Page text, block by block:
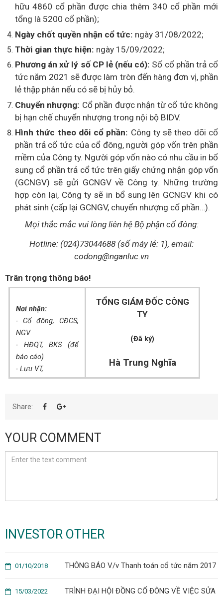
hữu 4860 cổ phần được chia thêm 340 cổ phần mới
tổng là 5200 cổ phần);
Ngày chốt quyền nhận cổ tức: ngày 31/08/2022;
Thời gian thực hiện: ngày 15/09/2022;
Phương án xử lý số CP lẻ (nếu có): Số cổ phần trả cổ
tức năm 2021 sẽ được làm tròn đến hàng đơn vị, phần
lẻ thập phân nếu có sẽ bị hủy bỏ.
Chuyển nhượng: Cổ phần được nhận từ cổ tức không
bị hạn chế chuyển nhượng trong nội bộ BIDV.
Hình thức theo dõi cổ phần: Công ty sẽ theo dõi cổ
phần trả cổ tức của cổ đông, người góp vốn trên phần
mềm của Công ty. Người góp vốn nào có nhu cầu in bổ
sung cổ phần trả cổ tức trên giấy chứng nhận góp vốn
(GCNGV) sẽ gửi GCNGV về Công ty. Những trường
hợp còn lại, Công ty sẽ in bổ sung lên GCNGV khi có
phát sinh (cấp lại GCNGV, chuyển nhượng cổ phần…).
Mọi thắc mắc vui lòng liên hệ Bộ phận cổ đông:
Hotline: (024)73044688 (số máy lẻ: 1), email:
codong@nganluc.vn
Trân trọng thông báo!
Nơi nhận:
- Cổ đông, CĐCS,
NGV
- HĐQT, BKS (để
báo cáo)
- Lưu VT,
TỔNG GIÁM ĐỐC CÔNG
TY
(Đã ký)
Hà Trung Nghĩa
Share:
YOUR COMMENT
INVESTOR OTHER
THÔNG BÁO V/v Thanh toán cổ tức năm 2017
01/10/2018
TRÌNH ĐẠI HỘI ĐỒNG CỔ ĐÔNG VỀ VIỆC SỬA
15/03/2022